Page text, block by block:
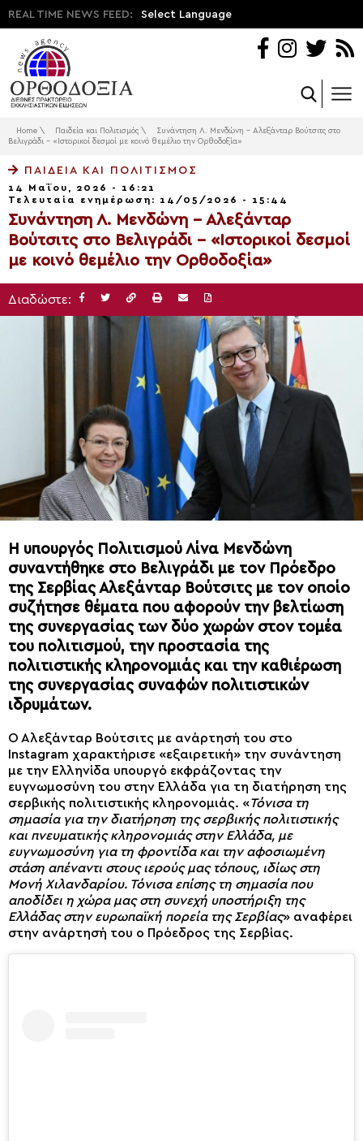
REAL TIME NEWS FEED: Select Language
Home \ Παιδεία και Πολιτισμός \
Συνάντηση Λ. Μενδώνη – Αλεξάνταρ Βούτσιτς στο
Βελιγράδι – «Ιστορικοί δεσμοί με κοινό θεμέλιο την Ορθοδοξία»
ΠΑΙΔΕΊΑ ΚΑΙ ΠΟΛΙΤΙΣΜΌΣ
14 Μαΐου, 2026 - 16:21
Τελευταία ενημέρωση: 14/05/2026 - 15:44
Συνάντηση Λ. Μενδώνη – Αλεξάνταρ
Βούτσιτς στο Βελιγράδι – «Ιστορικοί δεσμοί
με κοινό θεμέλιο την Ορθοδοξία»
Διαδώστε:
Η υπουργός Πολιτισμού Λίνα Μενδώνη
συναντήθηκε στο Βελιγράδι με τον Πρόεδρο
της Σερβίας Αλεξάνταρ Βούτσιτς με τον οποίο
συζήτησε θέματα που αφορούν την βελτίωση
της συνεργασίας των δύο χωρών στον τομέα
του πολιτισμού, την προστασία της
πολιτιστικής κληρονομιάς και την καθιέρωση
της συνεργασίας συναφών πολιτιστικών
ιδρυμάτων.
Ο Αλεξάνταρ Βούτσιτς με ανάρτησή του στο
Instagram χαρακτήρισε «εξαιρετική» την συνάντηση
με την Ελληνίδα υπουργό εκφράζοντας την
ευγνωμοσύνη του στην Ελλάδα για τη διατήρηση της
σερβικής πολιτιστικής κληρονομιάς. «Τόνισα τη
σημασία για την διατήρηση της σερβικής πολιτιστικής
και πνευματικής κληρονομιάς στην Ελλάδα, με
ευγνωμοσύνη για τη φροντίδα και την αφοσιωμένη
στάση απέναντι στους ιερούς μας τόπους, ιδίως στη
Μονή Χιλανδαρίου. Τόνισα επίσης τη σημασία που
αποδίδει η χώρα μας στη συνεχή υποστήριξη της
Ελλάδας στην ευρωπαϊκή πορεία της Σερβίας» αναφέρει
στην ανάρτησή του ο Πρόεδρος της Σερβίας.